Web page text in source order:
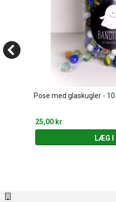
Pose med glaskugler -
25,00 kr
LÆG I